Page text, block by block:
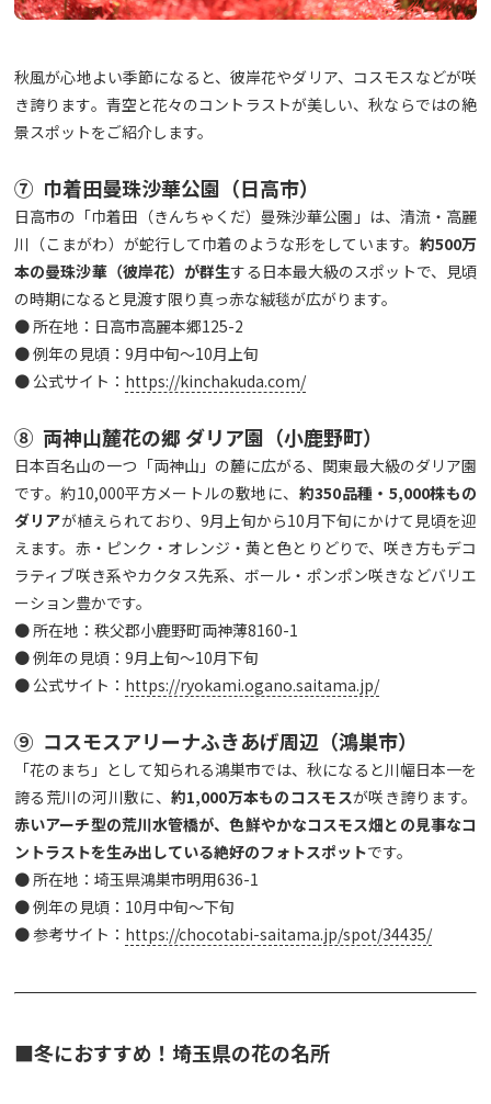
秋風が心地よい季節になると、彼岸花やダリア、コスモスなどが咲
き誇ります。青空と花々のコントラストが美しい、秋ならではの絶
景スポットをご紹介します。
⑦ 巾着田曼珠沙華公園（日高市）
日高市の「巾着田（きんちゃくだ）曼殊沙華公園」は、清流・高麗
川（こまがわ）が蛇行して巾着のような形をしています。 約500万
本の曼珠沙華（彼岸花）が群生する日本最大級のスポットで、見頃
の時期になると見渡す限り真っ赤な絨毯が広がります。
● 所在地：日高市高麗本郷125-2
● 例年の見頃：9月中旬～10月上旬
● 公式サイト： https://kinchakuda.com/
⑧ 両神山麓花の郷 ダリア園（小鹿野町）
日本百名山の一つ「両神山」の麓に広がる、関東最大級のダリア園
です。約10,000平方メートルの敷地に、 約350品種・5,000株もの
ダリアが植えられており、9月上旬から10月下旬にかけて見頃を迎
えます。赤・ピンク・オレンジ・黄と色とりどりで、咲き方もデコ
ラティブ咲き系やカクタス先系、ボール・ポンポン咲きなどバリエ
ーション豊かです。
● 所在地：秩父郡小鹿野町両神薄8160-1
● 例年の見頃：9月上旬～10月下旬
● 公式サイト： https://ryokami.ogano.saitama.jp/
⑨ コスモスアリーナふきあげ周辺（鴻巣市）
「花のまち」として知られる鴻巣市では、秋になると川幅日本一を
誇る荒川の河川敷に、 約1,000万本ものコスモスが咲き誇ります。
赤いアーチ型の荒川水管橋が、色鮮やかなコスモス畑との見事なコ
ントラストを生み出している絶好のフォトスポットです。
● 所在地：埼玉県鴻巣市明用636-1
● 例年の見頃：10月中旬～下旬
● 参考サイト： https://chocotabi-saitama.jp/spot/34435/
■冬におすすめ！埼玉県の花の名所